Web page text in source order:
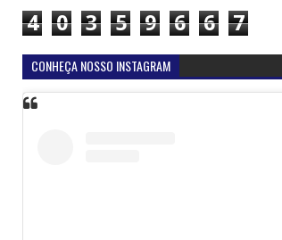
4 0 3 5 9 6 6 7
CONHEÇA NOSSO INSTAGRAM